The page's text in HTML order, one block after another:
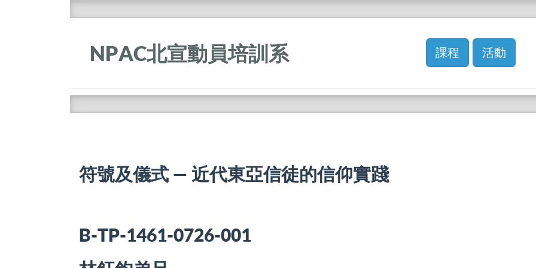
NPAC北宣動員培訓系 課程 活動
符號及儀式 — 近代東亞信徒的信仰實踐
B-TP-1461-0726-001